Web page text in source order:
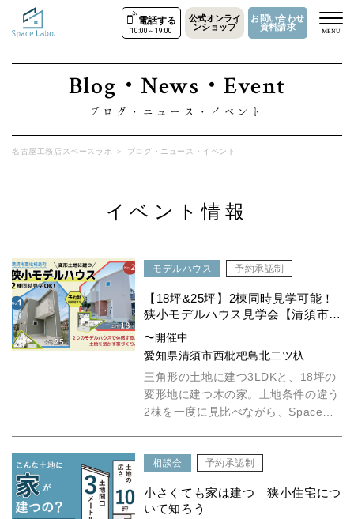
電話する
10:00～19:00
公式オンライ
ンショップ
お問い合わせ
資料請求
MENU
Blog・News・Event
ブログ・ニュース・イベント
名古屋工務店スペースラボ ＞ ブログ・ニュース・イベント
イベント情報
モデルハウス 予約承認制
【18坪&25坪】2棟同時見学可能！
狭小モデルハウス見学会【清須市西
枇杷島町】
〜開催中
愛知県清須市西枇杷島北二ツ杁
三角形の土地に建つ3LDKと、18坪の
変形地に建つ木の家。土地条件の違う
2棟を一度に見比べながら、Space
相談会 予約承認制
小さくても家は建つ 狭小住宅につ
いて知ろう